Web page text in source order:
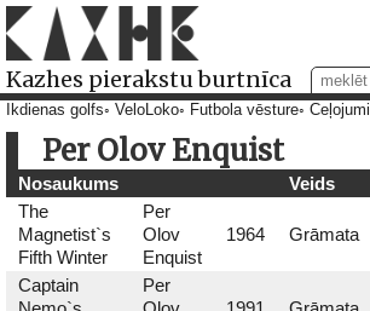
Kazhes pierakstu burtnīca
Ikdienas golfs VeloLoko Futbola vēsture Ceļojumi
Per Olov Enquist
Nosaukums Veids
The
Magnetist`s
Fifth Winter
Per
Olov
Enquist
1964 Grāmata
Captain
Per